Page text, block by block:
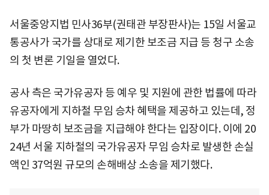
서울중앙지법 민사36부(권태관 부장판사)는 15일 서울교
통공사가 국가를 상대로 제기한 보조금 지급 등 청구 소송
의 첫 변론 기일을 열었다.
공사 측은 국가유공자 등 예우 및 지원에 관한 법률에 따라
유공자에게 지하철 무임 승차 혜택을 제공하고 있는데, 정
부가 마땅히 보조금을 지급해야 한다는 입장이다. 이에 20
24년 서울 지하철의 국가유공자 무임 승차로 발생한 손실
액인 37억원 규모의 손해배상 소송을 제기했다.